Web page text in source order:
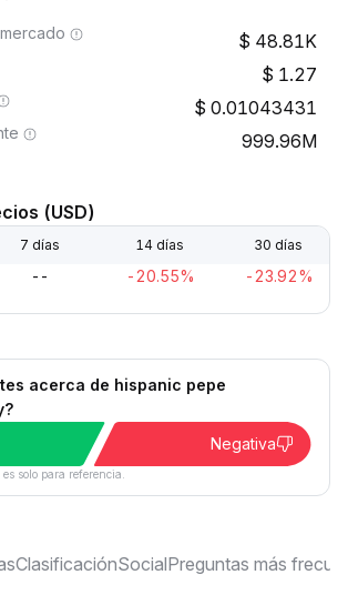
48.81K
1.27
0.01043431
999.96M
(USD)
7 días 14 días 30 días
-- -20.55% -23.92%
acerca de hispanic pepe
Negativa
solo para referencia.
ClasificaciónSocialPreguntas más